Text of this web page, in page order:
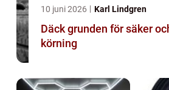
10 juni 2026 Karl Lindgren
Däck grunden för säker och hållbar
körning